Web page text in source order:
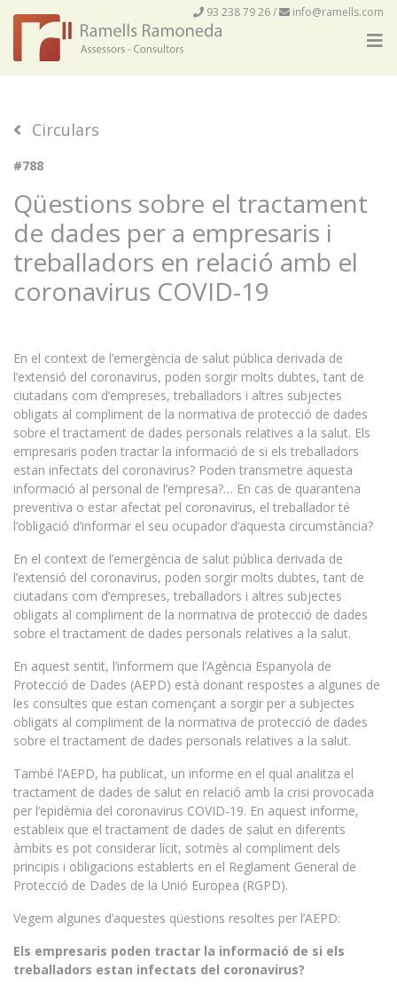
93 238 79 26/ info@ramells.com
Circulars
#788
Qüestions sobre el tractament
de dades per a empresaris i
treballadors en relació amb el
coronavirus COVID-19
En el context de l’emergència de salut pública derivada de
l’extensió del coronavirus, poden sorgir molts dubtes, tant de
ciutadans com d’empreses, treballadors i altres subjectes
obligats al compliment de la normativa de protecció de dades
sobre el tractament de dades personals relatives a la salut. Els
empresaris poden tractar la informació de si els treballadors
estan infectats del coronavirus? Poden transmetre aquesta
informació al personal de l’empresa?… En cas de quarantena
preventiva o estar afectat pel coronavirus, el treballador té
l’obligació d’informar el seu ocupador d’aquesta circumstància?
En el context de l’emergència de salut pública derivada de
l’extensió del coronavirus, poden sorgir molts dubtes, tant de
ciutadans com d’empreses, treballadors i altres subjectes
obligats al compliment de la normativa de protecció de dades
sobre el tractament de dades personals relatives a la salut.
En aquest sentit, l’informem que l’Agència Espanyola de
Protecció de Dades (AEPD) està donant respostes a algunes de
les consultes que estan començant a sorgir per a subjectes
obligats al compliment de la normativa de protecció de dades
sobre el tractament de dades personals relatives a la salut.
També l’AEPD, ha publicat, un informe en el qual analitza el
tractament de dades de salut en relació amb la crisi provocada
per l’epidèmia del coronavirus COVID-19. En aquest informe,
estableix que el tractament de dades de salut en diferents
àmbits es pot considerar lícit, sotmès al compliment dels
principis i obligacions establerts en el Reglament General de
Protecció de Dades de la Unió Europea (RGPD).
Vegem algunes d’aquestes qüestions resoltes per l’AEPD:
Els empresaris poden tractar la informació de si els
treballadors estan infectats del coronavirus?